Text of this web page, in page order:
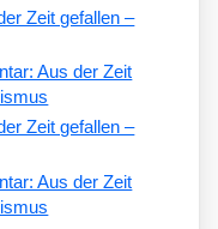
Zeit gefallen –
Aus der Zeit
Zeit gefallen –
Aus der Zeit